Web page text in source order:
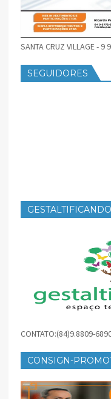
SANTA CRUZ VILLAGE - 9
SEGUIDORES
CONTATO:(84)9.8809-
CONSIGN-